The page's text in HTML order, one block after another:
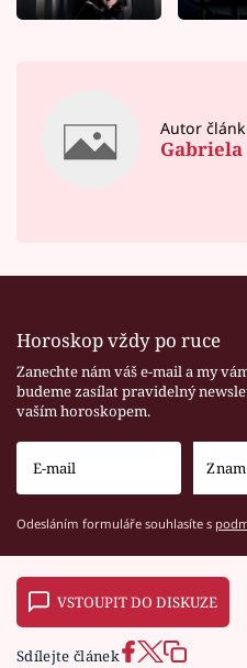
Autor
Horoskop vždy po ruce
Zanechte nám váš e-mail a my
budeme zasílat pravidelný
vaším horoskopem.
Odesláním formuláře souhlasíte s
VSTOUPIT DO DISKUZE
Sdílejte článek